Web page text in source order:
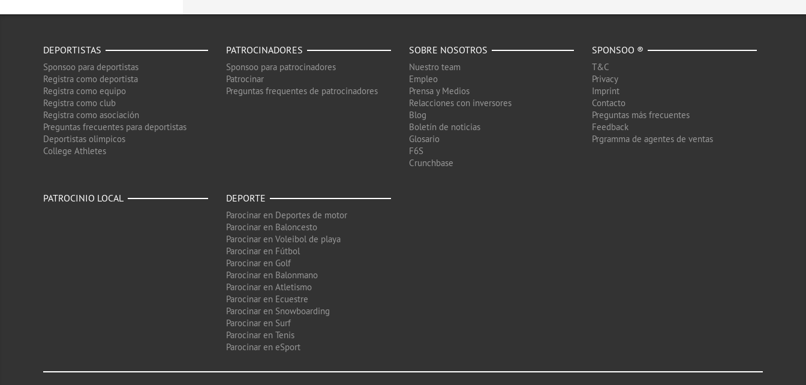
DEPORTISTAS
Sponsoo para deportistas
Registra como deportista
Registra como equipo
Registra como club
Registra como asociación
Preguntas frecuentes para deportistas
Deportistas olimpicos
College Athletes
PATROCINADORES
Sponsoo para patrocinadores
Patrocinar
Preguntas frequentes de patrocinadores
SOBRE NOSOTROS
Nuestro team
Empleo
Prensa y Medios
Relacciones con inversores
Blog
Boletín de noticias
Glosario
F6S
Crunchbase
SPONSOO ®
T&C
Privacy
Imprint
Contacto
Preguntas más frecuentes
Feedback
Prgramma de agentes de ventas
PATROCINIO LOCAL DEPORTE
Parocinar en Deportes de motor
Parocinar en Baloncesto
Parocinar en Voleibol de playa
Parocinar en Fútbol
Parocinar en Golf
Parocinar en Balonmano
Parocinar en Atletismo
Parocinar en Ecuestre
Parocinar en Snowboarding
Parocinar en Surf
Parocinar en Tenis
Parocinar en eSport